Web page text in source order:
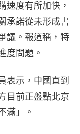
速度有所加快，
承諾從未形成書
議。報道稱，特
度問題。
表示，中國直到
目前正盤點北京
滿」。